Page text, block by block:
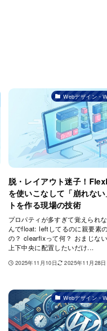
Webデザイン・
脱・レイアウト迷子！
を使いこなして「崩れな
トを作る現場の技術
プロパティが多すぎて覚えられ
んでfloat: leftしてるのに親要素
の？ clearfixって何？ おまじな
上下中央に配置したいだけ...
2025年11月10日 2025年11月28日
Webデザイン・